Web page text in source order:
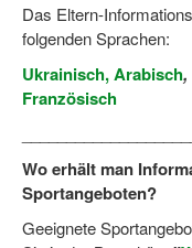
Sport vor Ort
Integration durch
Bewegt zu Hause
Bewegt ÄLTER
Das Eltern-
folgenden Sprachen:
Ukrainisch,Arabisch,
Französisch
Wo erhält man
Sportangeboten?
Geeignete